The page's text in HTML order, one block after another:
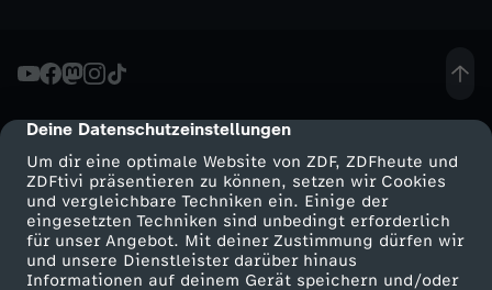
cmp-dialog-description
Deine Datenschutzeinstellungen
Um dir eine optimale Website von ZDF, ZDFheute und
ZDFtivi präsentieren zu können, setzen wir Cookies
und vergleichbare Techniken ein. Einige der
eingesetzten Techniken sind unbedingt erforderlich
für unser Angebot. Mit deiner Zustimmung dürfen wir
und unsere Dienstleister darüber hinaus
Informationen auf deinem Gerät speichern und/oder
F
a
h
r
r
Mehr ZDF Service